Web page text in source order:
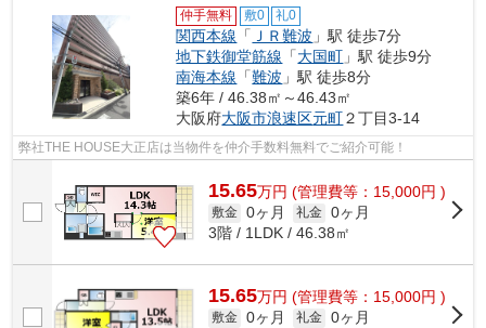
仲手無料 敷0 礼0
関西本線 「 ＪＲ難波 」駅 徒歩7分
地下鉄御堂筋線 「大国町 」駅 徒歩9分
南海本線 「難波 」駅 徒歩8分
築6年 / 46.38㎡～46.43㎡
大阪府大阪市浪速区元町２丁目3-14
弊社THE HOUSE大正店は当物件を仲介手数料無料でご紹介可能！
15.65万円 (管理費等：15,000円 )
敷金 0ヶ月 礼金 0ヶ月
3階 / 1LDK / 46.38㎡
15.65万円 (管理費等：15,000円 )
敷金 0ヶ月 礼金 0ヶ月